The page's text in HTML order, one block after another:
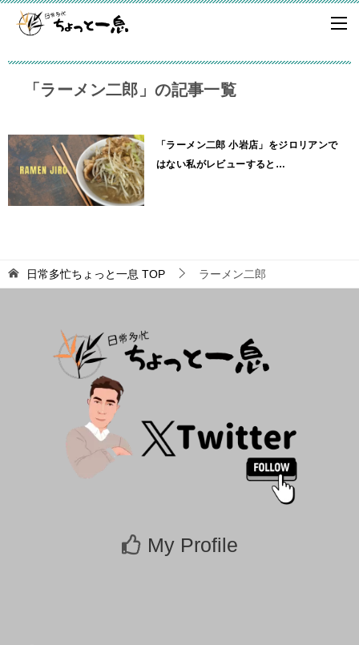
「ラーメン二郎」の記事一覧
「ラーメン二郎 小岩店」をジロリアンで
はない私がレビューすると…
日常多忙ちょっと一息 TOP ラーメン二郎
My Profile